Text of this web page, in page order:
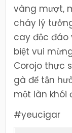
vàng mượt,
cháy lý
cay độc đáo
biệt vui
Corojo thực
gà để tận
một làn khói
#yeucigar